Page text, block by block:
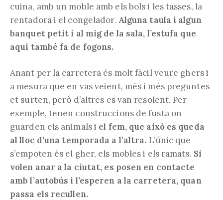
cuina, amb un moble amb els bols i les tasses, la
rentadora i el congelador. Alguna taula i algun
banquet petit i al mig de la sala, l’estufa que
aquí també fa de fogons.
Anant per la carretera és molt fàcil veure ghers i
a mesura que en vas veient, més i més preguntes
et surten, però d’altres es van resolent. Per
exemple, tenen construccions de fusta on
guarden els animals i el fem, que això es queda
al lloc d’una temporada a l’altra. L’únic que
s’empoten és el gher, els mobles i els ramats. Si
volen anar a la ciutat, es posen en contacte
amb l’autobús i l’esperen a la carretera, quan
passa els recullen.